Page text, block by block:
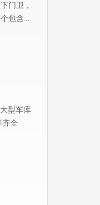
门卫，
包含...
型车库
齐全